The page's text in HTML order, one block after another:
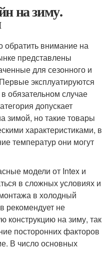
на зиму.
обратить внимание на
представлены
для сезонного и
эксплуатируются
обязательном случае
допускает
зимой, но такие товары
характеристиками, в
температур они могут
модели от Intex и
в сложных условиях и
в холодный
рекомендует не
конструкцию на зиму, так
посторонних факторов
В число основных